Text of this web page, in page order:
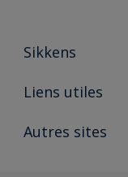
Sikkens
A propos de Sikkens
Liens utiles
Ouvrir un magasin
Autres sites